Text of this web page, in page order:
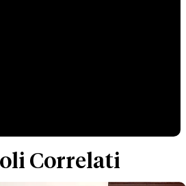
Correlati